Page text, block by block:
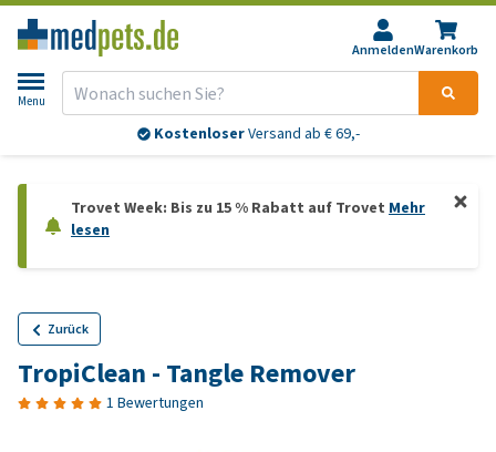
AnmeldenWarenkorb
Menu
KostenloserVersand ab € 69,-
Trovet Week: Bis zu 15 % Rabatt auf Trovet Mehr
lesen
Zurück
TropiClean - Tangle Remover
1 Bewertungen